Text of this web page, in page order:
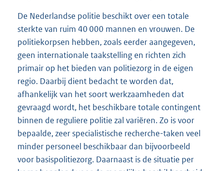
De Nederlandse politie beschikt over een totale
sterkte van ruim 40 000 mannen en vrouwen. De
politiekorpsen hebben, zoals eerder aangegeven,
geen internationale taakstelling en richten zich
primair op het bieden van politiezorg in de eigen
regio. Daarbij dient bedacht te worden dat,
afhankelijk van het soort werkzaamheden dat
gevraagd wordt, het beschikbare totale contingent
binnen de reguliere politie zal variëren. Zo is voor
bepaalde, zeer specialistische recherche-taken veel
minder personeel beschikbaar dan bijvoorbeeld
voor basispolitiezorg. Daarnaast is de situatie per